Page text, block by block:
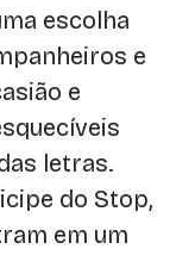
escolha
e
e
letras.
do Stop,
em um